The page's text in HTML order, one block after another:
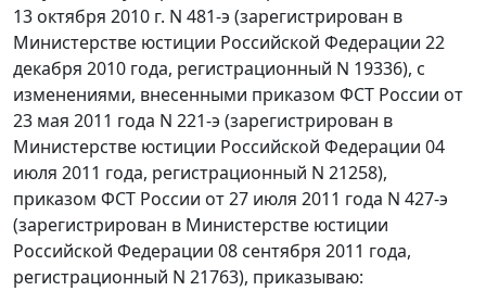
13 октября 2010 г. N 481-э (зарегистрирован в
Министерстве юстиции Российской Федерации 22
декабря 2010 года, регистрационный N 19336), с
изменениями, внесенными приказом ФСТ России от
23 мая 2011 года N 221-э (зарегистрирован в
Министерстве юстиции Российской Федерации 04
июля 2011 года, регистрационный N 21258),
приказом ФСТ России от 27 июля 2011 года N 427-э
(зарегистрирован в Министерстве юстиции
Российской Федерации 08 сентября 2011 года,
регистрационный N 21763), приказываю: